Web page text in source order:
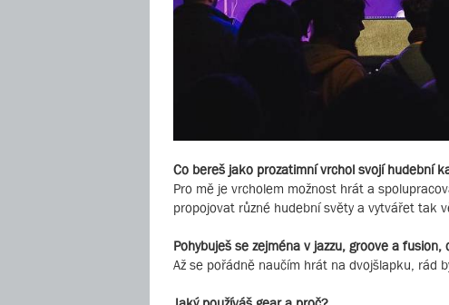
Co bereš jako prozatimní vrchol svojí hudební
Pro mě je vrcholem možnost hrát a
propojovat různé hudební světy a vytvářet tak
Pohybuješ se zejména v jazzu, groove a fusion,
Až se pořádně naučím hrát na dvojšlapku, rád